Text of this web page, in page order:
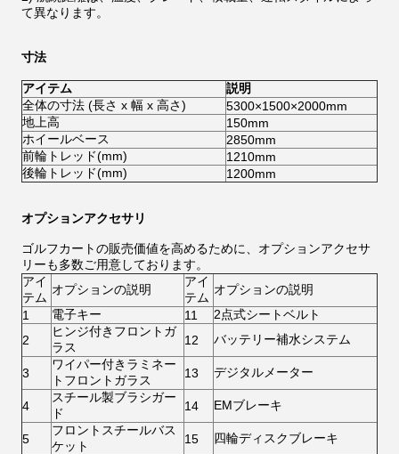
て異なります。
寸法
アイテム
説明
全体の寸法 (長さ x 幅 x 高さ)
5300×1500×2000mm
地上高
150mm
ホイールベース
2850mm
前輪トレッド(mm)
1210mm
後輪トレッド(mm)
1200mm
オプションアクセサリ
ゴルフカートの販売価値を高めるために、オプションアクセサ
リーも多数ご用意しております。
アイ
テム
オプションの説明
アイ
テム
オプションの説明
1
電子キー 11
2点式シートベルト
2
ヒンジ付きフロントガ
ラス
12 バッテリー補水システム
3
ワイパー付きラミネー
トフロントガラス
13 デジタルメーター
4
スチール製ブラシガー
ド
14 EMブレーキ
5
フロントスチールバス
ケット
15 四輪ディスクブレーキ